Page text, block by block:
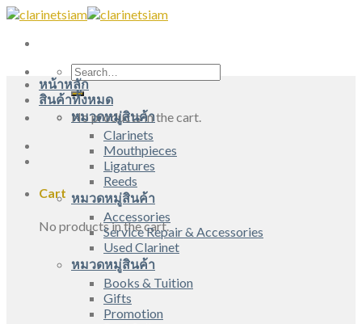
Skip
content
Search
for:
No products in the cart.
Cart
No products in the cart.
หน้าหลัก
สินค้าทั้งหมด
หมวดหมู่สินค้า
Clarinets
Mouthpieces
Ligatures
Reeds
หมวดหมู่สินค้า
Accessories
Service Repair & Accessories
Used Clarinet
หมวดหมู่สินค้า
Books & Tuition
Gifts
Promotion